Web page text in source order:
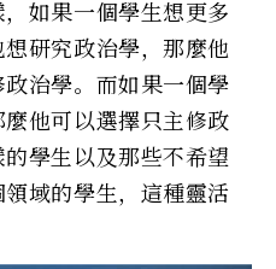
如果一個學生想更多
研究政治學，那麼他
治學。而如果一個學
他可以選擇只主修政
學生以及那些不希望
域的學生，這種靈活